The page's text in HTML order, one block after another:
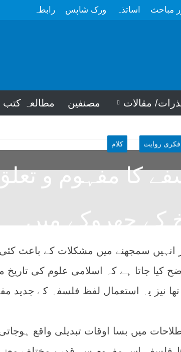
مباحث اساتذہ ورک شاپس رابطہ
مقالات مصنفین مطالعہ کتب
روایت کلام
کا مفہوم و
کے جھروکے میں
انہیں سمجھنے میں مشکلات کے باعث کئی
کیا جاتا ہے کہ اسلامی علوم کی تاریخ
نیز یہ استعمال لفظ فلسفہ کے جدید
میں بسا اوقات تبدیلی واقع